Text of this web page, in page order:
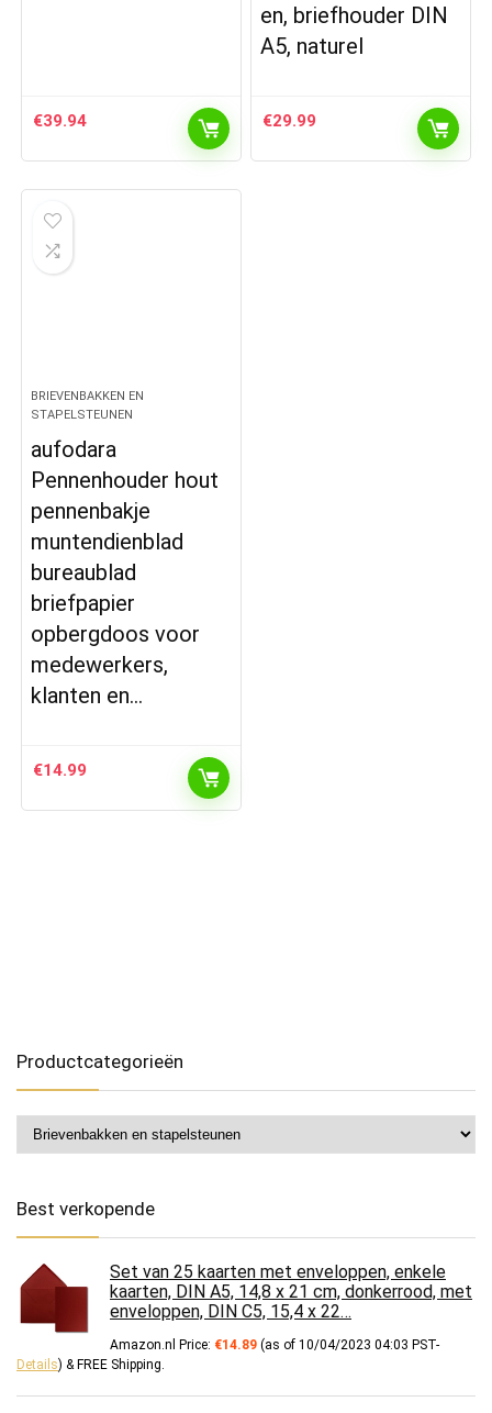
€39.94
en, briefhouder DIN
A5, naturel
€29.99
BRIEVENBAKKEN EN
STAPELSTEUNEN
aufodara
Pennenhouder hout
pennenbakje
muntendienblad
bureaublad
briefpapier
opbergdoos voor
medewerkers,
klanten en…
€14.99
Productcategorieën
Best verkopende
Set van 25 kaarten met enveloppen, enkele
kaarten, DIN A5, 14,8 x 21 cm, donkerrood, met
enveloppen, DIN C5, 15,4 x 22…
Amazon.nl Price: €14.89 (as of 10/04/2023 04:03 PST-
Details) & FREE Shipping